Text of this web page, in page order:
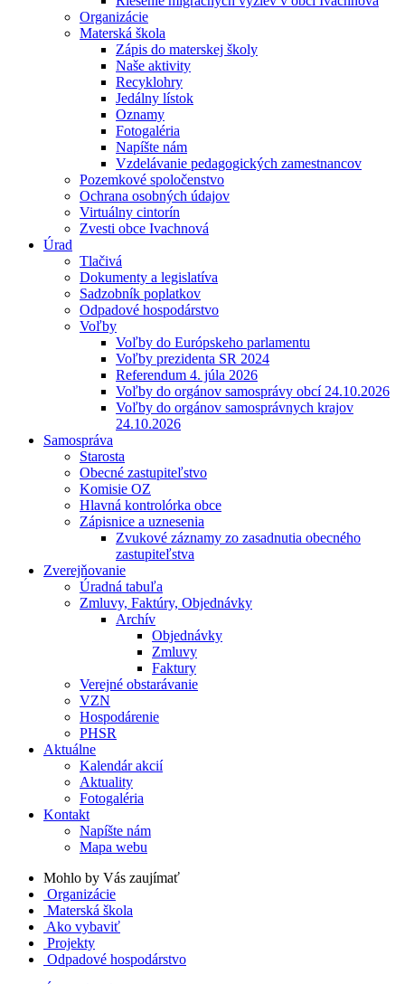
Organizácie
Materská škola
Zápis do materskej školy
Naše aktivity
Recyklohry
Jedálny lístok
Oznamy
Fotogaléria
Napíšte nám
Vzdelávanie pedagogických zamestnancov
Pozemkové spoločenstvo
Ochrana osobných údajov
Virtuálny cintorín
Zvesti obce Ivachnová
Úrad
Tlačivá
Dokumenty a legislatíva
Sadzobník poplatkov
Odpadové hospodárstvo
Voľby
Voľby do Európskeho parlamentu
Voľby prezidenta SR 2024
Referendum 4. júla 2026
Voľby do orgánov samosprávy obcí 24.10.2026
Voľby do orgánov samosprávnych krajov
24.10.2026
Samospráva
Starosta
Obecné zastupiteľstvo
Komisie OZ
Hlavná kontrolórka obce
Zápisnice a uznesenia
Zvukové záznamy zo zasadnutia obecného
zastupiteľstva
Zverejňovanie
Úradná tabuľa
Zmluvy, Faktúry, Objednávky
Archív
Objednávky
Zmluvy
Faktury
Verejné obstarávanie
VZN
Hospodárenie
PHSR
Aktuálne
Kalendár akcií
Aktuality
Fotogaléria
Kontakt
Napíšte nám
Mapa webu
Mohlo by Vás zaujímať
Organizácie
Materská škola
Ako vybaviť
Projekty
Odpadové hospodárstvo